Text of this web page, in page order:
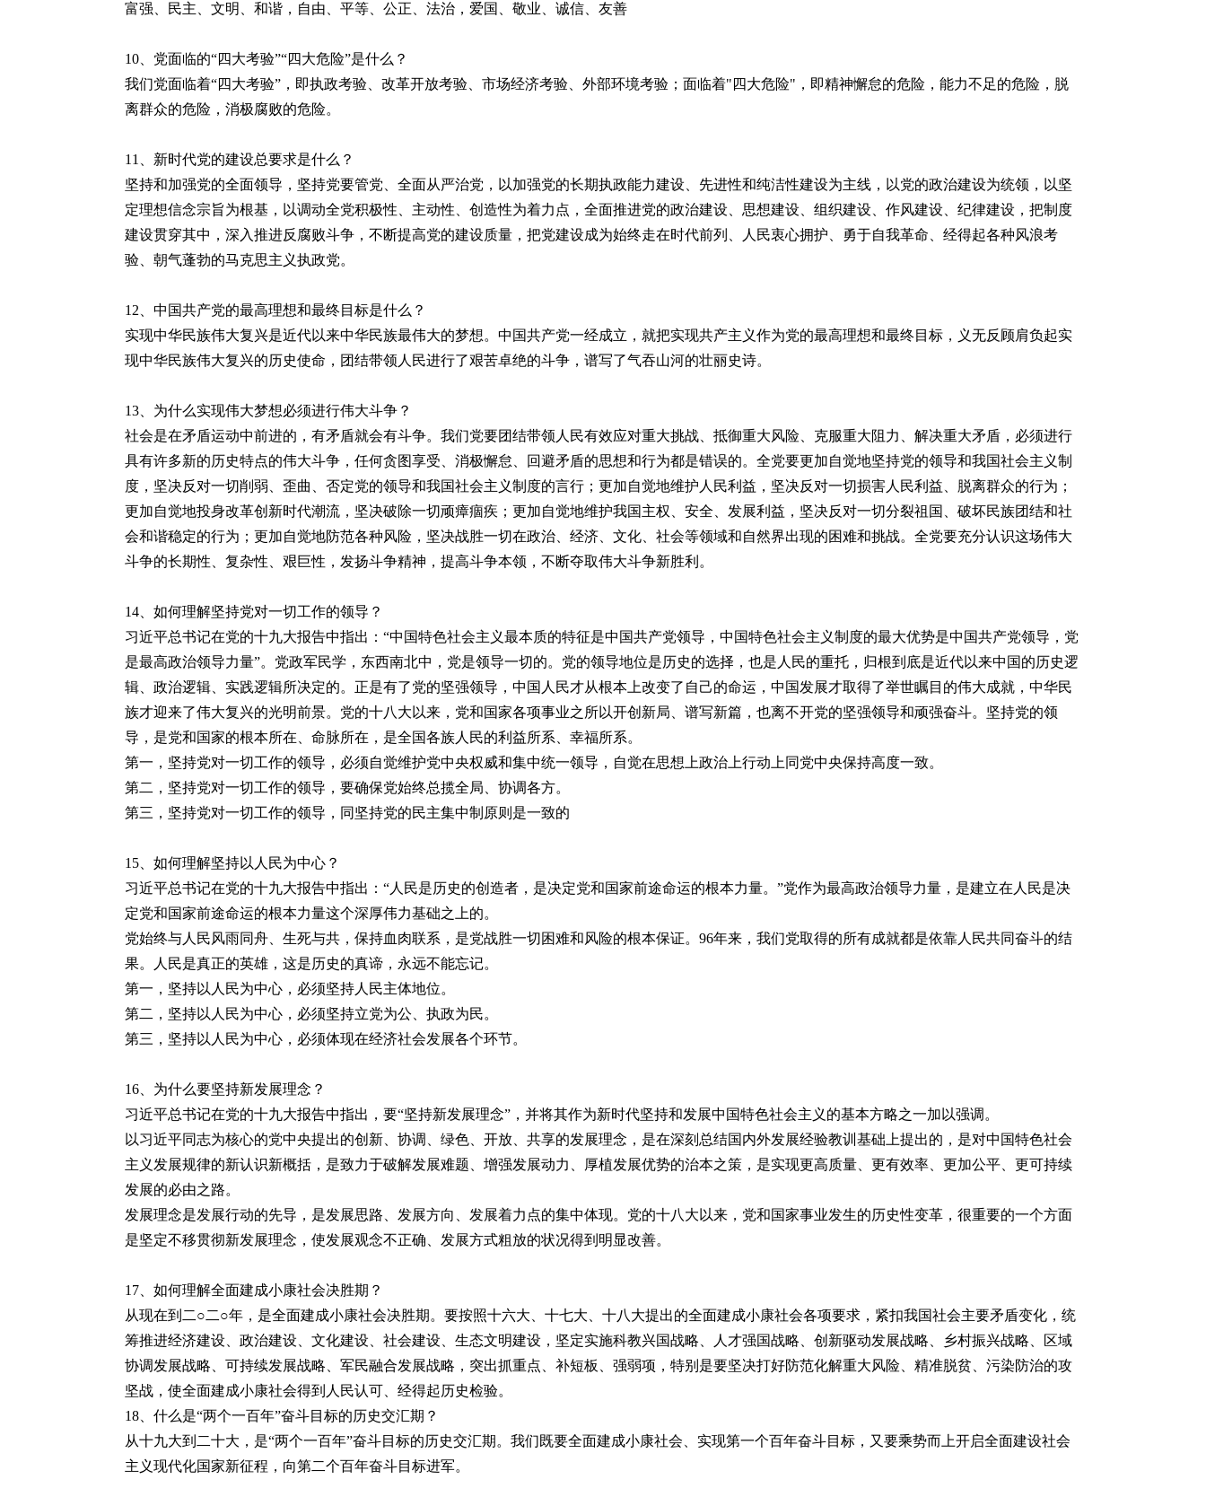
富强、民主、文明、和谐，自由、平等、公正、法治，爱国、敬业、诚信、友善
10 、党面临的“四大考验”“四大危险”是什么？
我们党面临着“四大考验”，即执政考验、改革开放考验、市场经济考验、外部环境考验；面临着" 四大危险" ，即精神懈怠的危险，能力不足的危险，脱
离群众的危险，消极腐败的危险。
11
、新时代党的建设总要求是什么？
坚持和加强党的全面领导，坚持党要管党、全面从严治党，以加强党的长期执政能力建设、先进性和纯洁性建设为主线，以党的政治建设为统领，以坚
定理想信念宗旨为根基，以调动全党积极性、主动性、创造性为着力点，全面推进党的政治建设、思想建设、组织建设、作风建设、纪律建设，把制度
建设贯穿其中，深入推进反腐败斗争，不断提高党的建设质量，把党建设成为始终走在时代前列、人民衷心拥护、勇于自我革命、经得起各种风浪考
验、朝气蓬勃的马克思主义执政党。
12 、中国共产党的最高理想和最终目标是什么？
实现中华民族伟大复兴是近代以来中华民族最伟大的梦想。中国共产党一经成立，就把实现共产主义作为党的最高理想和最终目标，义无反顾肩负起实
现中华民族伟大复兴的历史使命，团结带领人民进行了艰苦卓绝的斗争，谱写了气吞山河的壮丽史诗。
13 、为什么实现伟大梦想必须进行伟大斗争？
社会是在矛盾运动中前进的，有矛盾就会有斗争。我们党要团结带领人民有效应对重大挑战、抵御重大风险、克服重大阻力、解决重大矛盾，必须进行
具有许多新的历史特点的伟大斗争，任何贪图享受、消极懈怠、回避矛盾的思想和行为都是错误的。全党要更加自觉地坚持党的领导和我国社会主义制
度，坚决反对一切削弱、歪曲、否定党的领导和我国社会主义制度的言行；更加自觉地维护人民利益，坚决反对一切损害人民利益、脱离群众的行为；
更加自觉地投身改革创新时代潮流，坚决破除一切顽瘴痼疾；更加自觉地维护我国主权、安全、发展利益，坚决反对一切分裂祖国、破坏民族团结和社
会和谐稳定的行为；更加自觉地防范各种风险，坚决战胜一切在政治、经济、文化、社会等领域和自然界出现的困难和挑战。全党要充分认识这场伟大
斗争的长期性、复杂性、艰巨性，发扬斗争精神，提高斗争本领，不断夺取伟大斗争新胜利。
14 、如何理解坚持党对一切工作的领导？
习近平总书记在党的十九大报告中指出：“中国特色社会主义最本质的特征是中国共产党领导，中国特色社会主义制度的最大优势是中国共产党领导，党
是最高政治领导力量”。党政军民学，东西南北中，党是领导一切的。党的领导地位是历史的选择，也是人民的重托，归根到底是近代以来中国的历史逻
辑、政治逻辑、实践逻辑所决定的。正是有了党的坚强领导，中国人民才从根本上改变了自己的命运，中国发展才取得了举世瞩目的伟大成就，中华民
族才迎来了伟大复兴的光明前景。党的十八大以来，党和国家各项事业之所以开创新局、谱写新篇，也离不开党的坚强领导和顽强奋斗。坚持党的领
导，是党和国家的根本所在、命脉所在，是全国各族人民的利益所系、幸福所系。
第一，坚持党对一切工作的领导，必须自觉维护党中央权威和集中统一领导，自觉在思想上政治上行动上同党中央保持高度一致。
第二，坚持党对一切工作的领导，要确保党始终总揽全局、协调各方。
第三，坚持党对一切工作的领导，同坚持党的民主集中制原则是一致的
15 、如何理解坚持以人民为中心？
习近平总书记在党的十九大报告中指出：“人民是历史的创造者，是决定党和国家前途命运的根本力量。”党作为最高政治领导力量，是建立在人民是决
定党和国家前途命运的根本力量这个深厚伟力基础之上的。
党始终与人民风雨同舟、生死与共，保持血肉联系，是党战胜一切困难和风险的根本保证。 96年来，我们党取得的所有成就都是依靠人民共同奋斗的结
果。人民是真正的英雄，这是历史的真谛，永远不能忘记。
第一，坚持以人民为中心，必须坚持人民主体地位。
第二，坚持以人民为中心，必须坚持立党为公、执政为民。
第三，坚持以人民为中心，必须体现在经济社会发展各个环节。
16 、为什么要坚持新发展理念？
习近平总书记在党的十九大报告中指出，要“坚持新发展理念”，并将其作为新时代坚持和发展中国特色社会主义的基本方略之一加以强调。
以习近平同志为核心的党中央提出的创新、协调、绿色、开放、共享的发展理念，是在深刻总结国内外发展经验教训基础上提出的，是对中国特色社会
主义发展规律的新认识新概括，是致力于破解发展难题、增强发展动力、厚植发展优势的治本之策，是实现更高质量、更有效率、更加公平、更可持续
发展的必由之路。
发展理念是发展行动的先导，是发展思路、发展方向、发展着力点的集中体现。党的十八大以来，党和国家事业发生的历史性变革，很重要的一个方面
是坚定不移贯彻新发展理念，使发展观念不正确、发展方式粗放的状况得到明显改善。
17 、如何理解全面建成小康社会决胜期？
从现在到二○二○年，是全面建成小康社会决胜期。要按照十六大、十七大、十八大提出的全面建成小康社会各项要求，紧扣我国社会主要矛盾变化，统
筹推进经济建设、政治建设、文化建设、社会建设、生态文明建设，坚定实施科教兴国战略、人才强国战略、创新驱动发展战略、乡村振兴战略、区域
协调发展战略、可持续发展战略、军民融合发展战略，突出抓重点、补短板、强弱项，特别是要坚决打好防范化解重大风险、精准脱贫、污染防治的攻
坚战，使全面建成小康社会得到人民认可、经得起历史检验。
18 、什么是“两个一百年”奋斗目标的历史交汇期？
从十九大到二十大，是“两个一百年”奋斗目标的历史交汇期。我们既要全面建成小康社会、实现第一个百年奋斗目标，又要乘势而上开启全面建设社会
主义现代化国家新征程，向第二个百年奋斗目标进军。